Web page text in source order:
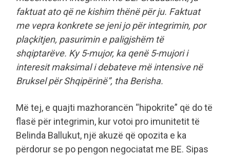
faktuat ato që ne kishim thënë për ju. Faktuat
me vepra konkrete se jeni jo për integrimin, por
plaçkitjen, pasurimin e paligjshëm të
shqiptarëve. Ky 5-mujor, ka qenë 5-mujori i
interesit maksimal i debateve më intensive në
Bruksel për Shqipërinë”, tha Berisha.
Më tej, e quajti mazhorancën “hipokrite” që do të
flasë për integrimin, kur votoi pro imunitetit të
Belinda Ballukut, një akuzë që opozita e ka
përdorur se po pengon negociatat me BE. Sipas